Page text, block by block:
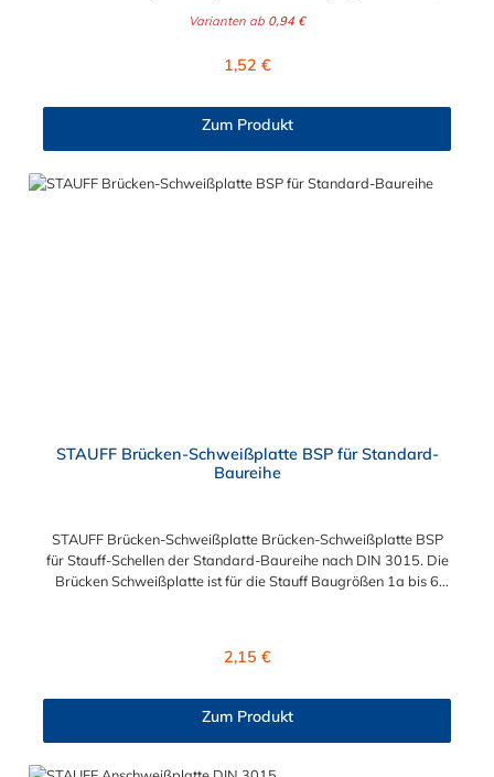
STAUFF Schelle nach DIN 3015 ist Polypropylen (PP). Passende
8 M6 x 125 M6 x 110
Varianten ab 0,94 €
Regulärer Preis:
1,52 €
Zum Produkt
STAUFF Brücken-Schweißplatte BSP für Standard-
Baureihe
STAUFF Brücken-Schweißplatte Brücken-Schweißplatte BSP
für Stauff-Schellen der Standard-Baureihe nach DIN 3015. Die
Brücken Schweißplatte ist für die Stauff Baugrößen 1a bis 6
Regulärer Preis:
2,15 €
Zum Produkt